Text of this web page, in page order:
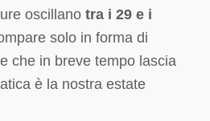
oscillanotra i 29 e i
solo in forma di
che in breve tempo lascia
è la nostra estate